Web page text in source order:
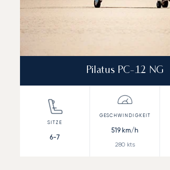
Pilatus PC-12 NG
6-7
519km/h
280 kts